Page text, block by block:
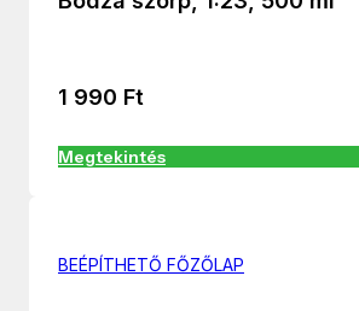
1 990 Ft
Megtekintés
BEÉPÍTHETŐ FŐZŐLAP